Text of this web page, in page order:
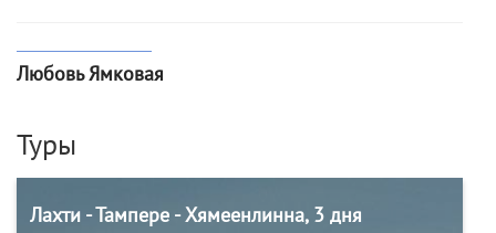
Любовь Ямковая
Туры
Лахти - Тампере - Хямеенлинна, 3 дня